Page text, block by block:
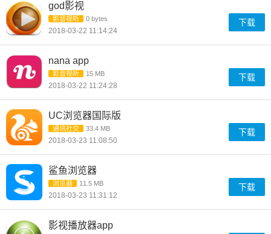
god影视
影音视听 0 bytes
2018-03-22 11:14:24
下载
nana app
影音视听 15 MB
2018-03-22 11:24:28
下载
UC浏览器国际版
通讯社交 33.4 MB
2018-03-23 11:08:50
下载
鲨鱼浏览器
浏览器 11.5 MB
2018-03-23 11:31:12
下载
影视播放器app